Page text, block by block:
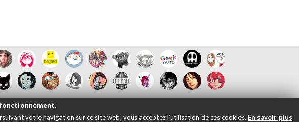
votre navigation sur ce site web, vous acceptez l'utilisation de ces cookies. En savoir plus